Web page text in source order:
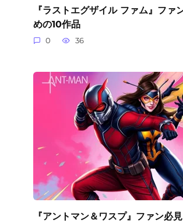
『ラストエグザイル ファム』ファ
めの10作品
0 36
『アントマン＆ワスプ』ファン必